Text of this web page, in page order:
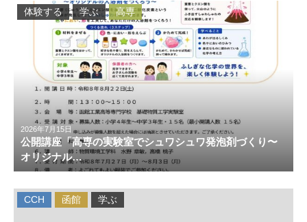
2026年7月15日
公開講座「高専の実験室でシュワシュワ発泡剤づくり〜
オリジナル…
体験する 学ぶ 高専
CCH 函館 学ぶ